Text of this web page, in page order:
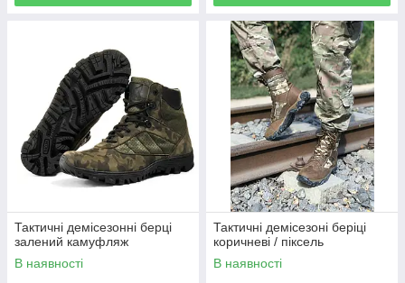
Тактичні демісезонні берці
залений камуфляж
В наявності
Тактичні демісезоні беріці
коричневі / піксель
В наявності